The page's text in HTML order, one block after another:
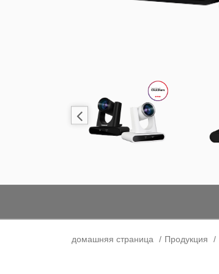
домашняя страница Продукция